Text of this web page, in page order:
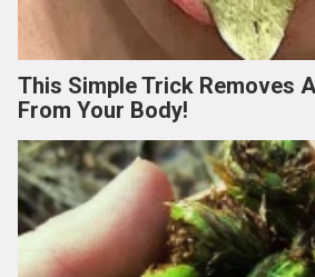
This Simple Trick Removes
From Your Body!